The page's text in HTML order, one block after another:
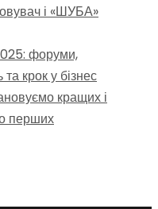
і «ШУБА»
форуми,
та крок у бізнес
кращих і
перших